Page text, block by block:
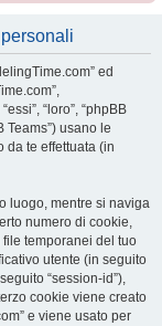
ed
“loro”, “phpBB
Teams”) usano le
da te effettuata (in
luogo, mentre si naviga
numero di cookie,
temporanei del tuo
utente (in seguito
“session-id”),
cookie viene creato
e viene usato per